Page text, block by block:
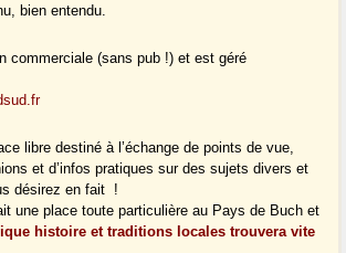
bien entendu.
commerciale (sans pub !) et est géré
libre destiné à l’échange de points de vue,
et d’infos pratiques sur des sujets divers et
désirez en fait !
une place toute particulière au Pays de Buch et
histoire et traditions locales trouvera vite